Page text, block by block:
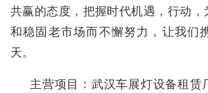
共赢的态度，把握时代机遇，行动
和稳固老市场而不懈努力，让我们
天。
主营项目：武汉车展灯设备租赁